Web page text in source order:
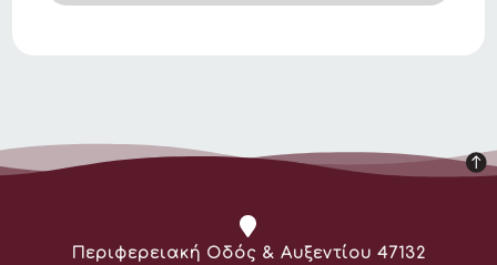
Διεύθυνση:
Περιφερειακή Οδός & Αυξεντίου 47132